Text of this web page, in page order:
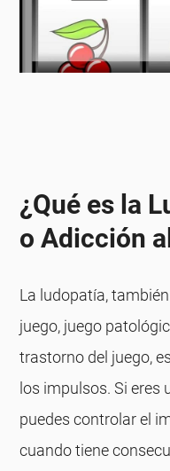
¿Qué es la
o Adicción
La ludopatía,
juego, juego
trastorno del juego,
los impulsos. Si eres
puedes controlar el
cuando tiene